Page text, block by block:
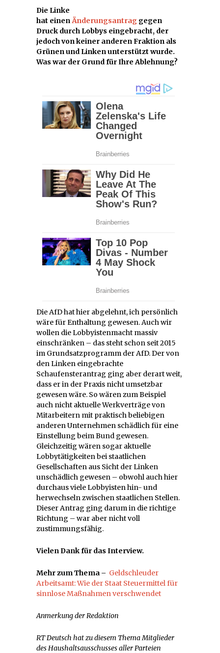
Die Linke
hat einenÄnderungsantrag gegen
Druck durch Lobbys eingebracht, der
jedoch von keiner anderen Fraktion als
Grünen und Linken unterstützt wurde.
Was war der Grund für Ihre Ablehnung?
Die AfD hat hier abgelehnt, ich persönlich
wäre für Enthaltung gewesen. Auch wir
wollen die Lobbyistenmacht massiv
einschränken – das steht schon seit 2015
im Grundsatzprogramm der AfD. Der von
den Linken eingebrachte
Schaufensterantrag ging aber derart weit,
dass er in der Praxis nicht umsetzbar
gewesen wäre. So wären zum Beispiel
auch nicht aktuelle Werkverträge von
Mitarbeitern mit praktisch beliebigen
anderen Unternehmen schädlich für eine
Einstellung beim Bund gewesen.
Gleichzeitig wären sogar aktuelle
Lobbytätigkeiten bei staatlichen
Gesellschaften aus Sicht der Linken
unschädlich gewesen – obwohl auch hier
durchaus viele Lobbyisten hin- und
herwechseln zwischen staatlichen Stellen.
Dieser Antrag ging darum in die richtige
Richtung – war aber nicht voll
zustimmungsfähig.
Vielen Dank für das Interview.
Mehr zum Thema – Geldschleuder
Arbeitsamt: Wie der Staat Steuermittel für
sinnlose Maßnahmen verschwendet
Anmerkung der Redaktion
RT Deutsch hat zu diesem Thema Mitglieder
des Haushaltsausschusses aller Parteien